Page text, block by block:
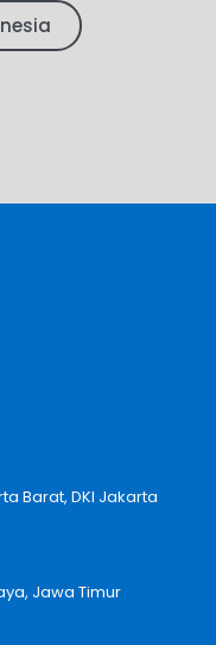
Barat, DKI Jakarta
Jawa Timur